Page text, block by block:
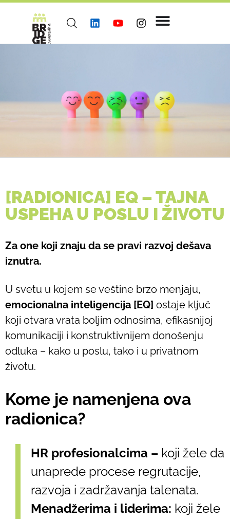
[RADIONICA] EQ – TAJNA
USPEHA U POSLU I ŽIVOTU
Za one koji znaju da se pravi razvoj dešava
iznutra.
U svetu u kojem se veštine brzo menjaju,
emocionalna inteligencija [EQ] ostaje ključ
koji otvara vrata boljim odnosima, efikasnijoj
komunikaciji i konstruktivnijem donošenju
odluka – kako u poslu, tako i u privatnom
životu.
Kome je namenjena ova
radionica?
HR profesionalcima – koji žele da
unaprede procese regrutacije,
razvoja i zadržavanja talenata.
Menadžerima i liderima: koji žele